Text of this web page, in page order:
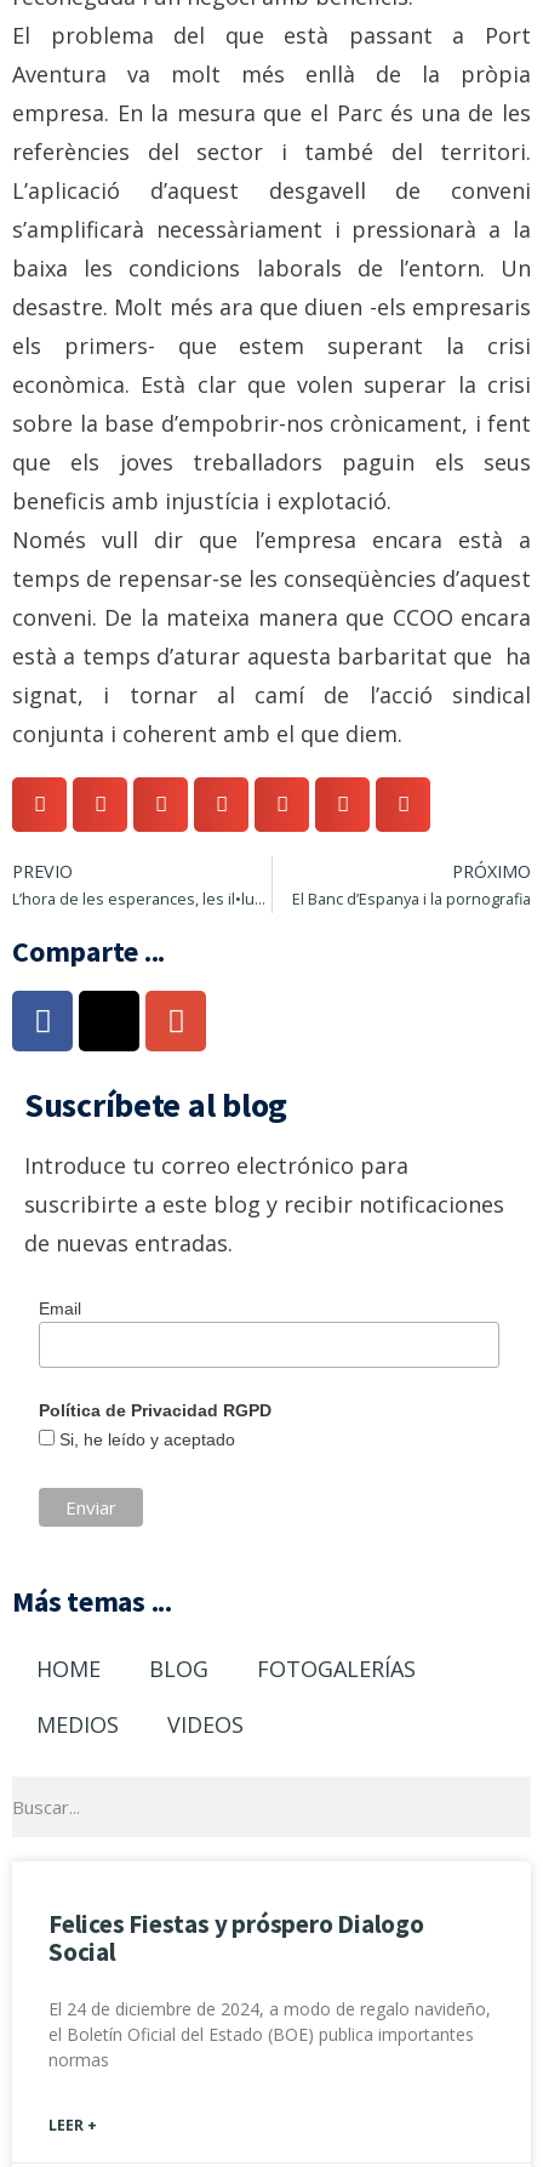
El problema del que està passant a Port
Aventura va molt més enllà de la pròpia
empresa. En la mesura que el Parc és una de les
referències del sector i també del territori.
L’aplicació d’aquest desgavell de conveni
s’amplificarà necessàriament i pressionarà a la
baixa les condicions laborals de l’entorn. Un
desastre. Molt més ara que diuen -els empresaris
els primers- que estem superant la crisi
econòmica. Està clar que volen superar la crisi
sobre la base d’empobrir-nos crònicament, i fent
que els joves treballadors paguin els seus
beneficis amb injustícia i explotació.
Només vull dir que l’empresa encara està a
temps de repensar-se les conseqüències d’aquest
conveni. De la mateixa manera que CCOO encara
està a temps d’aturar aquesta barbaritat que ha
signat, i tornar al camí de l’acció sindical
conjunta i coherent amb el que diem.
PREVIO
L’hora de les esperances, les il•lusions i els acords
PRÓXIMO
El Banc d’Espanya i la pornografia
Comparte ...
Suscríbete al blog
Introduce tu correo electrónico para
suscribirte a este blog y recibir notificaciones
de nuevas entradas.
Email
Política de Privacidad RGPD
Si, he leído y aceptado
Más temas ...
HOME BLOG
FOTOGALERÍAS
MEDIOS
VIDEOS
Felices Fiestas y próspero Dialogo
Social
El 24 de diciembre de 2024, a modo de regalo navideño,
el Boletín Oficial del Estado (BOE) publica importantes
normas
LEER +